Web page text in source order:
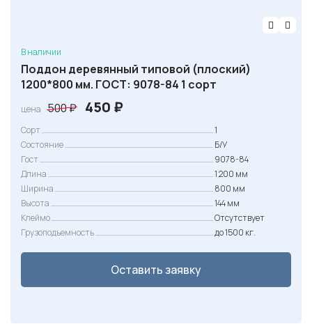
л
я
л
6
5
0
₽
.
В наличии
Поддон деревянный типовой (плоский)
1200*800 мм. ГОСТ: 9078-84 1 сорт
цена 500₽ П
р
в
о
а
ч
а
450 ₽Т
к
у
щ
я
ц
е
н
Сорт
1
Состояние
Б/У
Гост
9078-84
Длина
1 200 мм
Ширина
800 мм
Высота
144 мм
Клеймо
Отсутствует
Грузоподъемность
до 1500 кг.
Оставить заявку